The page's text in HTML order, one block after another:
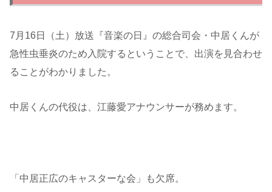
7月16日（土）放送『音楽の日』の総合司会・中居くんが
急性虫垂炎のため入院するということで、出演を見合わせ
ることがわかりました。
中居くんの代役は、江藤愛アナウンサーが務めます。
「中居正広のキャスターな会」も欠席。